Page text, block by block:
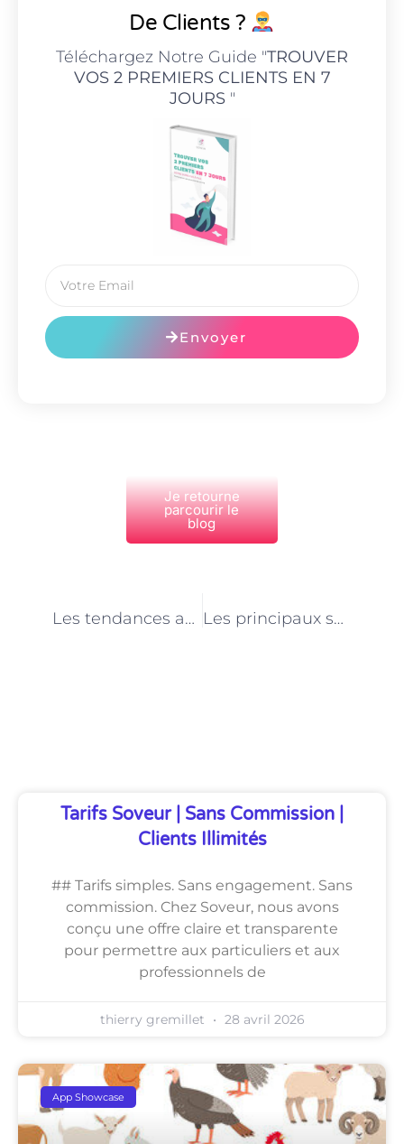
De Clients ?
Téléchargez Notre Guide "TROUVER
VOS 2 PREMIERS CLIENTS EN 7
JOURS"
Envoyer
Je retourne
parcourir le
blog
Les tendances actuelles dans le domaine de l’alimentation animale à Paris Les principaux secteurs d’emploi pour les spécialistes de l’alimentation animale à Paris
Tarifs Soveur | Sans Commission |
Clients Illimités
## Tarifs simples. Sans engagement. Sans
commission. Chez Soveur, nous avons
conçu une offre claire et transparente
pour permettre aux particuliers et aux
professionnels de
thierry gremillet 28 avril 2026
App Showcase